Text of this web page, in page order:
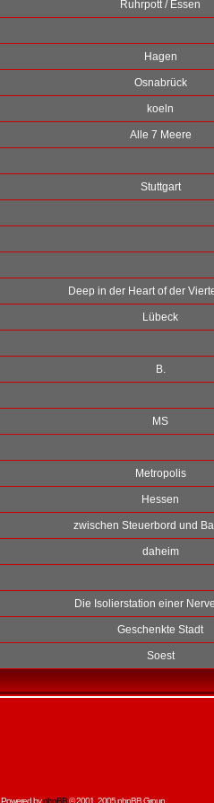
Ruhrpott / Essen
Hagen
Osnabrück
koeln
Alle 7 Meere
Stuttgart
Deep in der Heart of der
Lübeck
B.
MS
Metropolis
Hessen
zwischen Steuerbord und
daheim
Die Isolierstation einer
Geschenkte Stadt
Soest
Powered byphpBB© 2001, 2005 phpBB Group